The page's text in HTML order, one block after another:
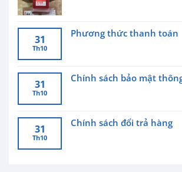
31
Th10
Phương thức thanh toán
31
Th10
Chính sách bảo mật
31
Th10
Chính sách đổi trả hàng